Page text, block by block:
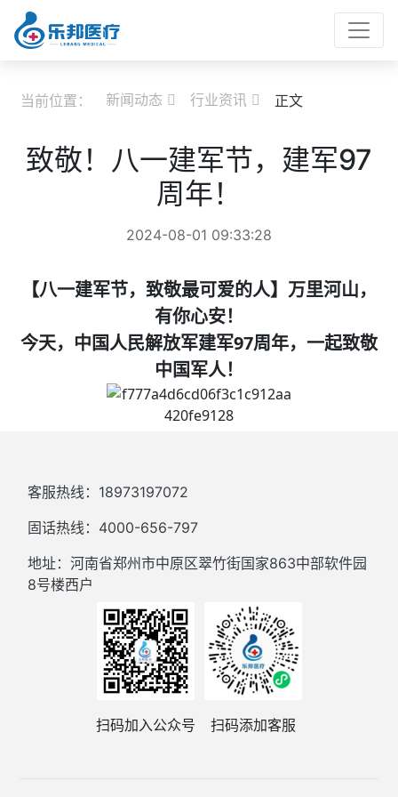
当前位置： 新闻动态  行业资讯  正文
致敬！八一建军节，建军97
周年！
2024-08-01 09:33:28
【八一建军节，致敬最可爱的人】万里河山，
有你心安！
今天，中国人民解放军建军97周年，一起致敬
中国军人！
客服热线：18973197072
固话热线：4000-656-797
地址：河南省郑州市中原区翠竹街国家863中部软件园
8号楼西户
扫码加入公众号 扫码添加客服